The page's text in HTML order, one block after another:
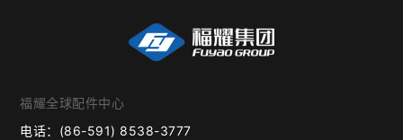
福耀全球配件中心
电话： (86-591) 8538-3777